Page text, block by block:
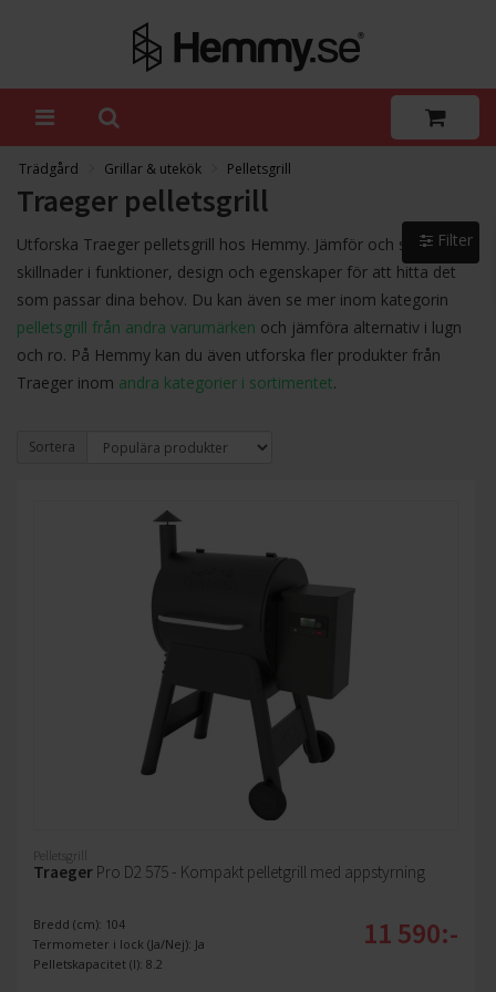
Trädgård Grillar & utekök Pelletsgrill
Traeger pelletsgrill
Utforska Traeger pelletsgrill hos Hemmy. Jämför och se
skillnader i funktioner, design och egenskaper för att hitta det
som passar dina behov. Du kan även se mer inom kategorin
pelletsgrill från andra varumärken och jämföra alternativ i lugn
och ro. På Hemmy kan du även utforska fler produkter från
Traeger inom andra kategorier i sortimentet.
Sortera
Pelletsgrill
Traeger Pro D2 575 - Kompakt pelletgrill med appstyrning
Bredd (cm): 104
Termometer i lock (Ja/Nej): Ja
Pelletskapacitet (l): 8.2
11 590:-
Filter